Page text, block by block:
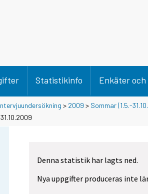
Statistikinfo Enkäter
> 2009 > Sommar (1.5.-
Denna statistik har lagts ned.
Nya uppgifter produceras inte